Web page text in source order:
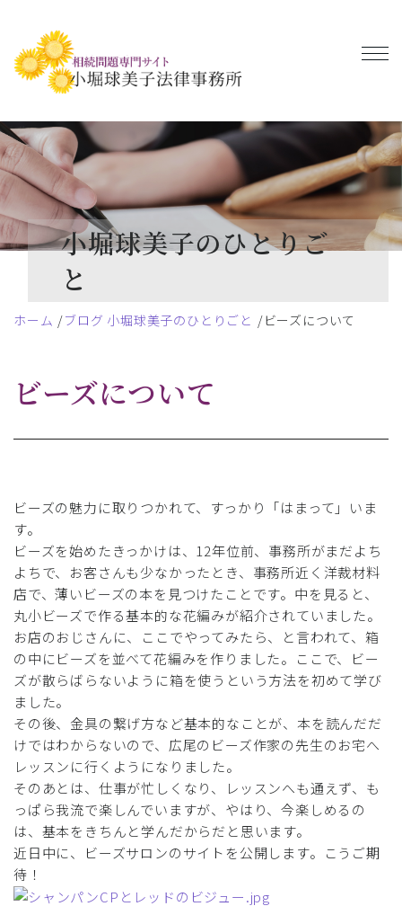
小堀球美子のひとりご
と
ホーム ブログ 小堀球美子のひとりごと ビーズについて
ビーズについて
ビーズの魅力に取りつかれて、すっかり「はまって」いま
す。
ビーズを始めたきっかけは、12年位前、事務所がまだよち
よちで、お客さんも少なかったとき、事務所近く洋裁材料
店で、薄いビーズの本を見つけたことです。中を見ると、
丸小ビーズで作る基本的な花編みが紹介されていました。
お店のおじさんに、ここでやってみたら、と言われて、箱
の中にビーズを並べて花編みを作りました。ここで、ビー
ズが散らばらないように箱を使うという方法を初めて学び
ました。
その後、金具の繋げ方など基本的なことが、本を読んだだ
けではわからないので、広尾のビーズ作家の先生のお宅へ
レッスンに行くようになりました。
そのあとは、仕事が忙しくなり、レッスンへも通えず、も
っぱら我流で楽しんでいますが、やはり、今楽しめるの
は、基本をきちんと学んだからだと思います。
近日中に、ビーズサロンのサイトを公開します。こうご期
待！